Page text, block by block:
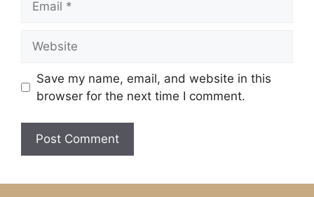
Save my name, email, and website in this
browser for the next time I comment.